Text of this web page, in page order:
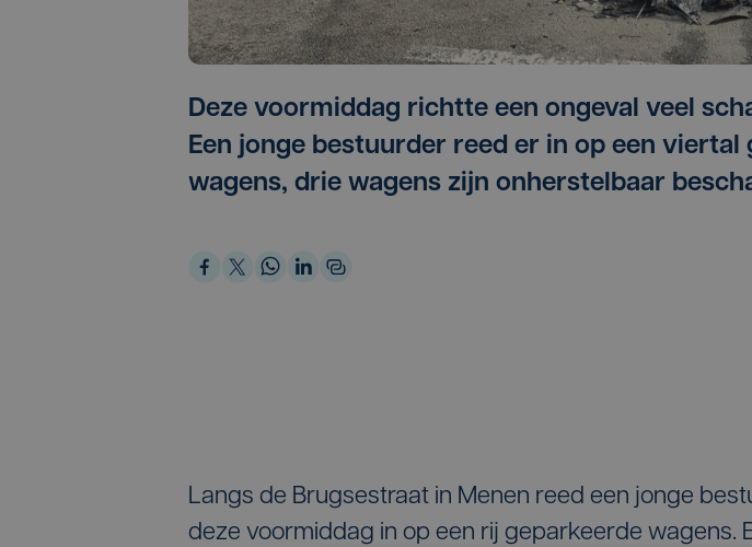
Deze voormiddag richtte een ongeval veel
Een jonge bestuurder reed er in op een viertal
wagens, drie wagens zijn onherstelbaar
Langs de Brugsestraat in Menen reed een jonge
deze voormiddag in op een rij geparkeerde wagens.